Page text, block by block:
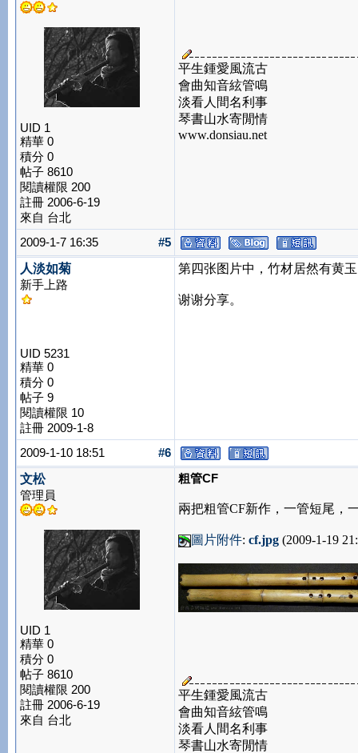
UID 1
精華 0
積分 0
帖子 8610
閱讀權限 200
註冊 2006-6-19
來自 台北
平生鍾愛風流古
會曲知音絃管鳴
淡看人間名利事
琴書山水寄閒情
www.donsiau.net
2009-1-7 16:35
#5
人淡如菊
新手上路
UID 5231
精華 0
積分 0
帖子 9
閱讀權限 10
註冊 2009-1-8
第四张图片中，竹材居然有黄
谢谢分享。
2009-1-10 18:51
#6
文松
管理員
UID 1
精華 0
積分 0
帖子 8610
閱讀權限 200
註冊 2006-6-19
來自 台北
粗管CF
兩把粗管CF新作，一管短尾，
圖片附件:cf.jpg (2009-1-19
平生鍾愛風流古
會曲知音絃管鳴
淡看人間名利事
琴書山水寄閒情